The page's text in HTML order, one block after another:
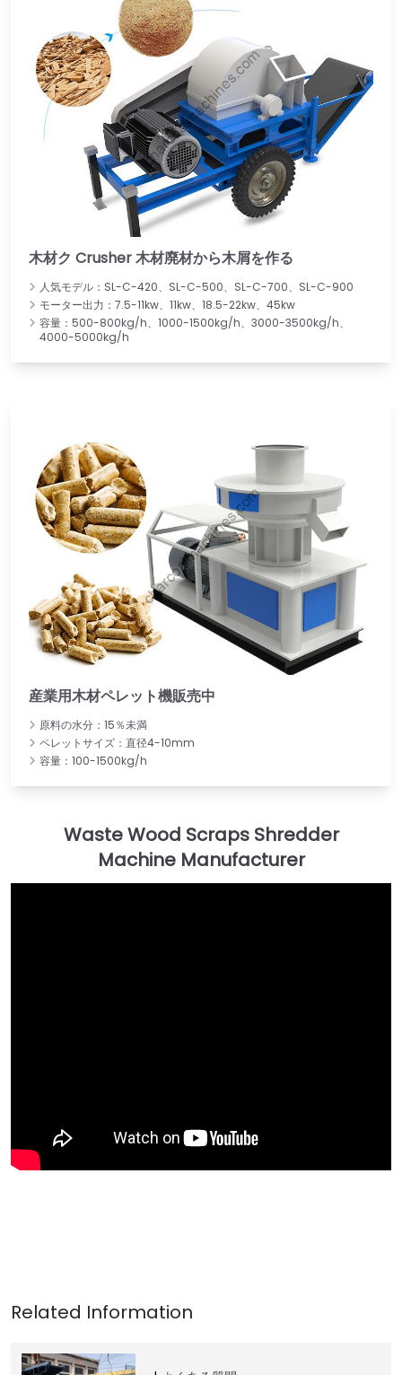
木材ク Crusher 木材廃材から木屑を作る
人気モデル：SL-C-420、SL-C-500、SL-C-700、SL-C-900
モーター出力：7.5-11kw、11kw、18.5-22kw、45kw
容量：500-800kg/h、1000-1500kg/h、3000-3500kg/h、
4000-5000kg/h
産業用木材ペレット機販売中
原料の水分：15％未満
ペレットサイズ：直径4-10mm
容量：100-1500kg/h